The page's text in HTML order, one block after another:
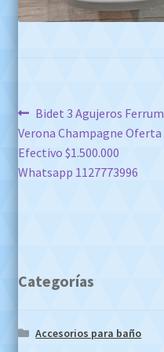
Navegación
de
entradas
Anterior:
Bidet 3 Agujeros Ferrum
Verona Champagne Oferta
Efectivo $1.500.000
Whatsapp 1127773996
Categorías
Accesorios para baño